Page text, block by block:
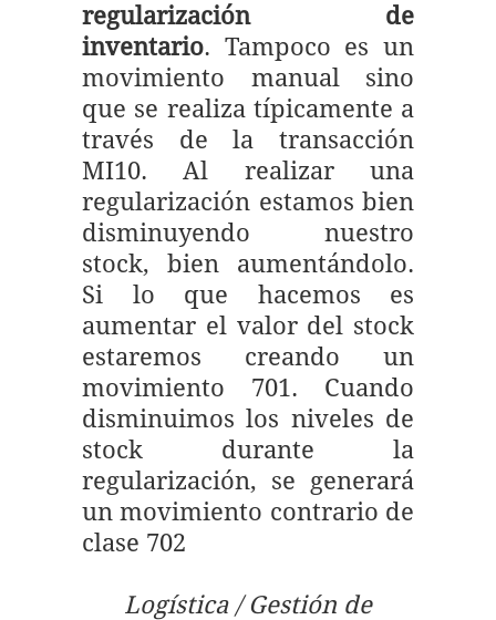
regularización de
inventario. Tampoco es un
movimiento manual sino
que se realiza típicamente a
través de la transacción
MI10. Al realizar una
regularización estamos bien
disminuyendo nuestro
stock, bien aumentándolo.
Si lo que hacemos es
aumentar el valor del stock
estaremos creando un
movimiento 701. Cuando
disminuimos los niveles de
stock durante la
regularización, se generará
un movimiento contrario de
clase 702
Logística / Gestión de